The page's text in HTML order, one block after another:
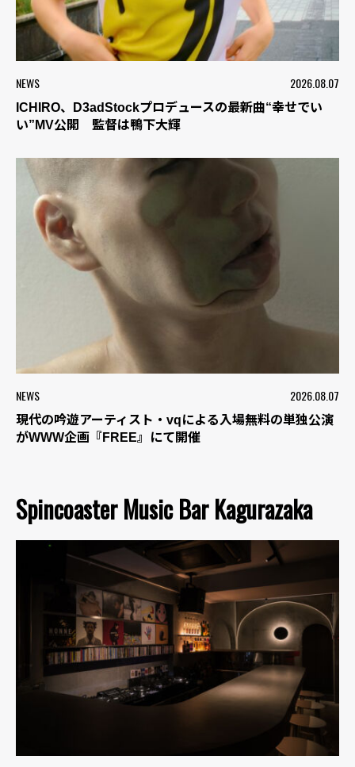
NEWS 2026.08.07
ICHIRO、D3adStockプロデュースの最新曲“幸せでい
い”MV公開 監督は鴨下大輝
NEWS 2026.08.07
現代の吟遊アーティスト・vqによる入場無料の単独公演
がWWW企画『FREE』にて開催
Spincoaster Music Bar Kagurazaka